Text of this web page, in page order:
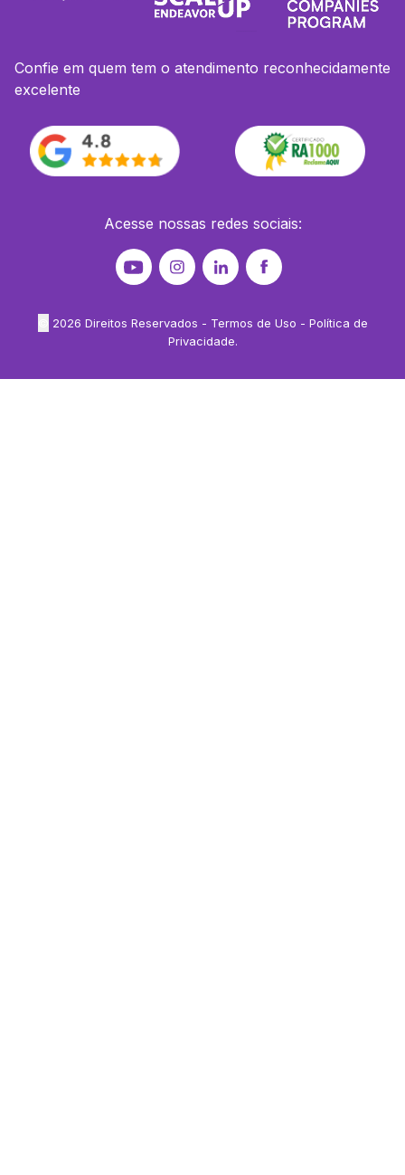
Confie em quem tem o atendimento reconhecidamente
excelente
Acesse nossas redes sociais:
2026 Direitos Reservados - Termos de Uso - Política de
Privacidade.